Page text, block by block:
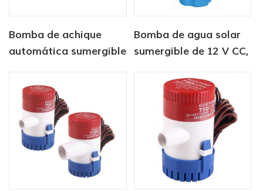
Bomba de achique
automática sumergible
V y 750 GPH
Bomba de agua solar
sumergible de 12 V CC,
suministro de agua
para animales.